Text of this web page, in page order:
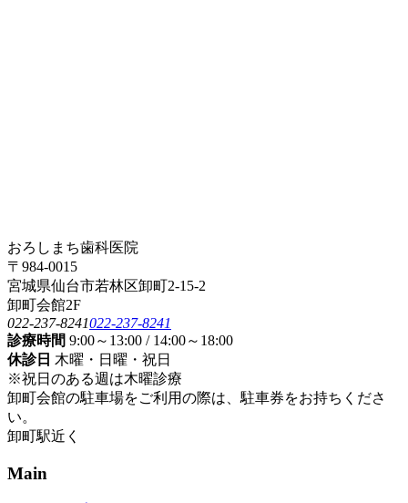
おろしまち歯科医院
〒984-0015
宮城県仙台市若林区卸町2-15-2
卸町会館2F
022-237-8241022-237-8241
診療時間 9:00～13:00 / 14:00～18:00
休診日 木曜・日曜・祝日
※祝日のある週は木曜診療
卸町会館の駐車場をご利用の際は、駐車券をお持ちくださ
い。
卸町駅近く
Main